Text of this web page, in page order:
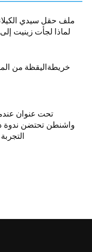
ملف حقل سيدي
لماذا لجأت زينيت
خريطةاليقظة من
تحت عنوان
واشنطن تحتضن ندوة